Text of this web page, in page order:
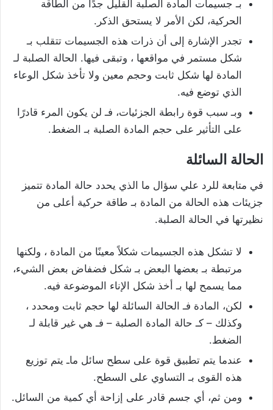
بـ جسيمات المادة الصلبة القليل جدًا من الطاقة
الحركية، لكن الأمر لا يستحق الذكر.
تجدر الإشارة إلى أن ذرات هذه الجسيمات تتقلب بـ
شكل مستمر في مواقعها ، وتبقى فيها. الحالة الصلبة لـ
المادة لها شكل ثابت وحجم معين ولا تأخذ شكل الوعاء
الذي توضع فيه.
وبـ سبب قوة رابطة الجزئيات، فـ لن يكون المرء قادرًا
على التأثير على حجم المادة الصلبة بـ الضغط.
الحالة السائلة
في متابعة للرد علي سؤال ما الذي يحدد حالة المادة تتميز
جزيئات هذه الحالة من المادة بـ طاقة حركية أعلى من
نظيرتها في الحالة الصلبة.
لا تشكل هذه الجسيمات شكلاً معينًا من المادة ، ولكنها
مرتبطة بـ بعضها البعض بـ شكل فضفاض بعض الشيء،
مما يسمح لها بـ أخذ شكل الإناء الموضوعة فيه.
لكن، المادة فـ الحالة السائلة لها حجم ثابت ومحدد ،
وكذلك – كـ حالة المادة الصلبة – فـ هي غير قابلة لـ
الضغط.
عندما يتم تطبيق قوة على سطح سائل ماـ يتم توزيع
هذه القوى بـ التساوي على السطح.
ومن ثم، أي جسم قادر على إزاحة أي كمية من السائل.